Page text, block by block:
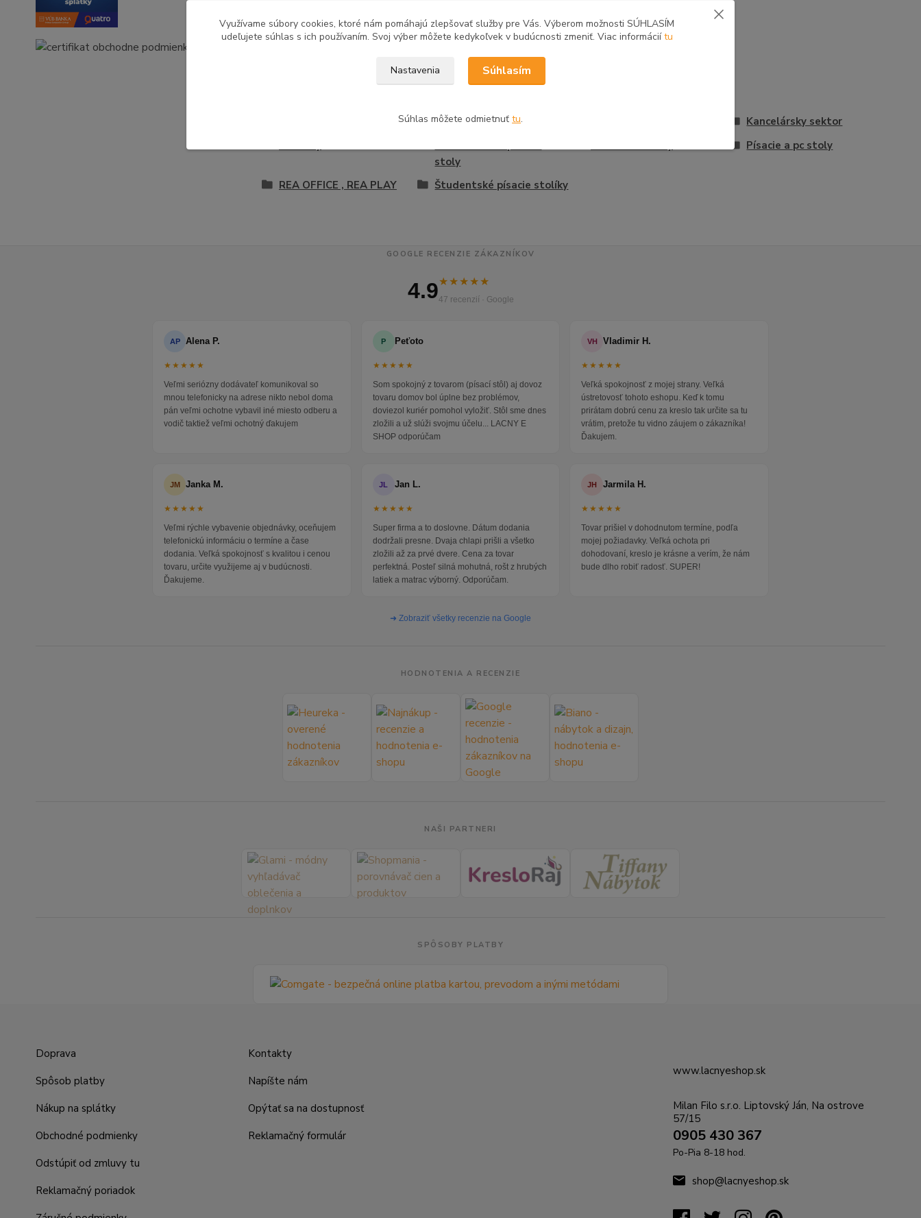
Pôvod tovaru
Detská a študentská izba
Kancelársky sektor
stoly
Písacie a pc stoly
REA OFFICE , REA PLAY Študentské písacie stolíky
GOOGLE RECENZIE ZÁKAZNÍKOV
4.9★★★★★
47 recenzií · Google
AP Alena P.
★★★★★
Veľmi seriózny dodávateľ komunikoval so
mnou telefonicky na adrese nikto nebol doma
pán veľmi ochotne vybavil iné miesto odberu a
vodič taktiež veľmi ochotný ďakujem
P Peťoto
★★★★★
Som spokojný z tovarom (písací stôl) aj dovoz
tovaru domov bol úplne bez problémov,
doviezol kuriér pomohol vyložiť. Stôl sme dnes
zložili a už slúži svojmu účelu... LACNY E
SHOP odporúčam
VH Vladimir H.
★★★★★
Veľká spokojnosť z mojej strany. Veľká
ústretovosť tohoto eshopu. Keď k tomu
prirátam dobrú cenu za kreslo tak určite sa tu
vrátim, pretože tu vidno záujem o zákazníka!
Ďakujem.
JM Janka M.
★★★★★
Veľmi rýchle vybavenie objednávky, oceňujem
telefonickú informáciu o termíne a čase
dodania. Veľká spokojnosť s kvalitou i cenou
tovaru, určite využijeme aj v budúcnosti.
Ďakujeme.
JL Jan L.
★★★★★
Super firma a to doslovne. Dátum dodania
dodržali presne. Dvaja chlapi prišli a všetko
zložili až za prvé dvere. Cena za tovar
perfektná. Posteľ silná mohutná, rošt z hrubých
latiek a matrac výborný. Odporúčam.
JH Jarmila H.
★★★★★
Tovar prišiel v dohodnutom termíne, podľa
mojej požiadavky. Veľká ochota pri
dohodovaní, kreslo je krásne a verím, že nám
bude dlho robiť radosť. SUPER!
➜ Zobraziť všetky recenzie na Google
HODNOTENIA A RECENZIE
NAŠI PARTNERI
SPÔSOBY PLATBY
Doprava
Spôsob platby
Nákup na splátky
Obchodné podmienky
Odstúpiť od zmluvy tu
Reklamačný poriadok
Kontakty
Napíšte nám
Opýtať sa na dostupnosť
Reklamačný formulár
www.lacnyeshop.sk
Milan Filo s.r.o. Liptovský Ján, Na ostrove
57/15
0905 430 367
Po-Pia 8-18 hod.
shop@lacnyeshop.sk
Využívame súbory cookies, ktoré nám pomáhajú zlepšovať služby pre Vás. Výberom možnosti SÚHLASÍM
udeľujete súhlas s ich používaním. Svoj výber môžete kedykoľvek v budúcnosti zmeniť. Viac informáciítu
Nastavenia Súhlasím
Súhlas môžete odmietnuť tu.